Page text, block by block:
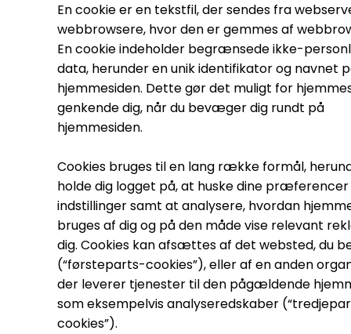
En cookie er en tekstfil, der sendes fra
webbrowsere, hvor den er gemmes af
En cookie indeholder begrænsede ikke-
data, herunder en unik identifikator og navnet
hjemmesiden. Dette gør det muligt for
genkende dig, når du bevæger dig rundt på
hjemmesiden.
Cookies bruges til en lang række formål,
holde dig logget på, at huske dine præferencer
indstillinger samt at analysere, hvordan
bruges af dig og på den måde vise relevant
dig. Cookies kan afsættes af det websted, du
(“førsteparts-cookies”), eller af en anden
der leverer tjenester til den pågældende
som eksempelvis analyseredskaber
cookies”).